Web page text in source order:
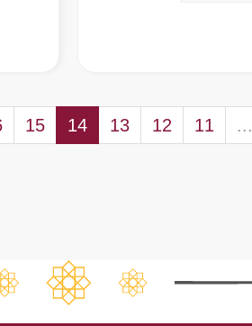
...
11
12
13
14
15